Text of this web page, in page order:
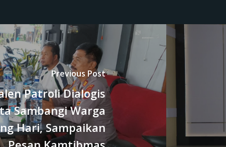
Previous Post
Patroli Dialogis
Sambangi Warga
Hari, Sampaikan